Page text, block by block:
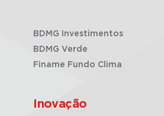
BDMG Investimentos
BDMG Verde
Finame Fundo Clima
Inovação